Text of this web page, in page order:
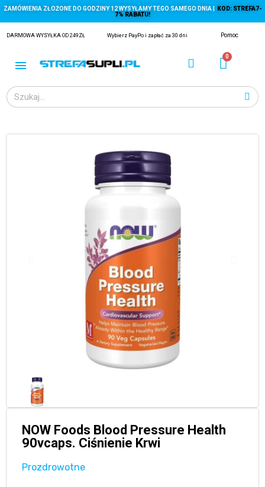
ZAMÓWIENIA ZŁOŻONE DO GODZINY 12 WYSYŁAMY TEGO SAMEGO DNIA |
KOD: STREFA7-
7% RABATU!
DARMOWA WYSYŁKA OD 249ZŁ Wybierz PayPo i zapłać za 30 dni Pomoc
NOW Foods Blood Pressure Health
90vcaps. Ciśnienie Krwi
Prozdrowotne